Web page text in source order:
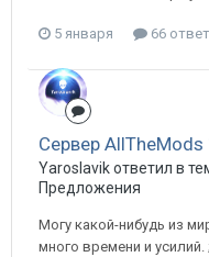
5 января 66
Сервер AllTheMods
Yaroslavik ответил в
Предложения
Могу какой-нибудь из
много времени и усилий.